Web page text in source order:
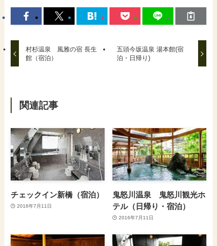
村杉温泉 風雅の宿 長生
館（宿泊）
五頭今坂温泉 湯本館(宿
泊・日帰り)
関連記事
チェックイン新橋（宿泊）
2016年7月11日
鬼怒川温泉 鬼怒川観光ホ
テル（日帰り・宿泊）
2016年7月11日